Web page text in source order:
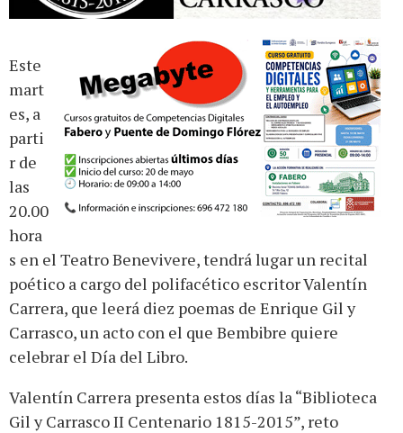
Este
mart
es, a
parti
r de
las
20.00
hora
s en el Teatro Benevivere, tendrá lugar un recital
poético a cargo del polifacético escritor Valentín
Carrera, que leerá diez poemas de Enrique Gil y
Carrasco, un acto con el que Bembibre quiere
celebrar el Día del Libro.
Valentín Carrera presenta estos días la “Biblioteca
Gil y Carrasco II Centenario 1815-2015”, reto